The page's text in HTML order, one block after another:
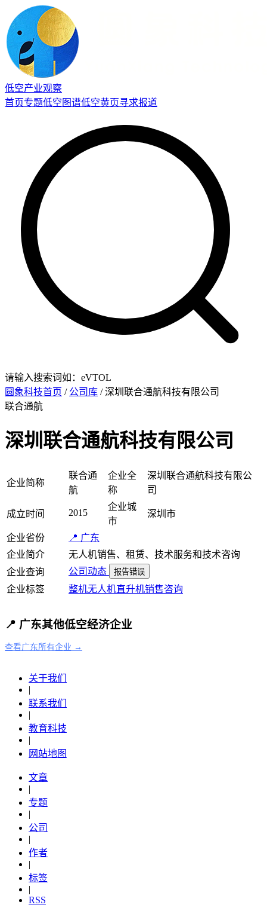
低空产业观察
首页专题低空图谱低空黄页寻求报道
请输入搜索词如：eVTOL
圆象科技首页 / 公司库 / 深圳联合通航科技有限公司
联合通航
深圳联合通航科技有限公司
企业简称
联合通
航
企业全
称
深圳联合通航科技有限公
司
成立时间 2015
企业城
市
深圳市
企业省份
📍 广东
企业简介
无人机销售、租赁、技术服务和技术咨询
企业查询
公司动态 报告错误
企业标签 整机无人机直升机销售咨询
📍 广东其他低空经济企业
查看广东所有企业 →
关于我们
|
联系我们
|
教育科技
|
网站地图
文章
|
专题
|
公司
|
作者
|
标签
|
RSS